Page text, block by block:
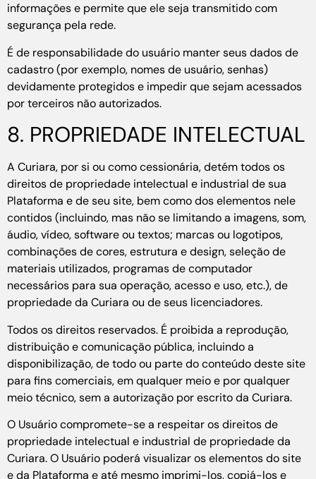
informações e permite que ele seja transmitido com
segurança pela rede.
É de responsabilidade do usuário manter seus dados de
cadastro (por exemplo, nomes de usuário, senhas)
devidamente protegidos e impedir que sejam acessados
por terceiros não autorizados.
8. PROPRIEDADE INTELECTUAL
A Curiara, por si ou como cessionária, detém todos os
direitos de propriedade intelectual e industrial de sua
Plataforma e de seu site, bem como dos elementos nele
contidos (incluindo, mas não se limitando a imagens, som,
áudio, vídeo, software ou textos; marcas ou logotipos,
combinações de cores, estrutura e design, seleção de
materiais utilizados, programas de computador
necessários para sua operação, acesso e uso, etc.), de
propriedade da Curiara ou de seus licenciadores.
Todos os direitos reservados. É proibida a reprodução,
distribuição e comunicação pública, incluindo a
disponibilização, de todo ou parte do conteúdo deste site
para fins comerciais, em qualquer meio e por qualquer
meio técnico, sem a autorização por escrito da Curiara.
O Usuário compromete-se a respeitar os direitos de
propriedade intelectual e industrial de propriedade da
Curiara. O Usuário poderá visualizar os elementos do site
e da Plataforma e até mesmo imprimi-los, copiá-los e